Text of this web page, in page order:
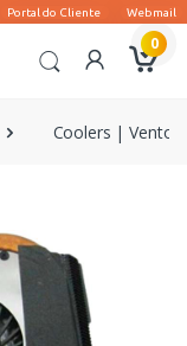
0
Coolers |